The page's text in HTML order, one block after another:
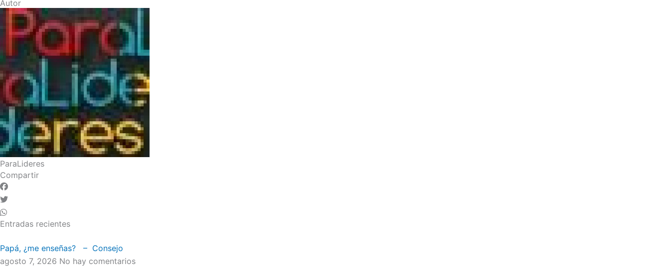
Autor
ParaLideres
Compartir
Entradas recientes
Papá, ¿me enseñas? – Consejo
agosto 7, 2026 No hay comentarios